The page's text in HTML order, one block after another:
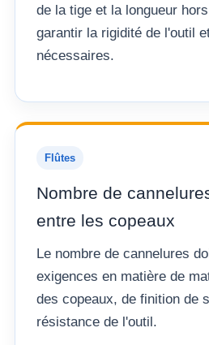
de la tige et la longueur
garantir la rigidité de l'outil
nécessaires.
Flûtes
Nombre de
entre les copeaux
Le nombre de cannelures
exigences en matière de
des copeaux, de finition de
résistance de l'outil.